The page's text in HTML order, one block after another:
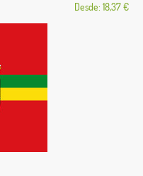
Desde: 18,37 €